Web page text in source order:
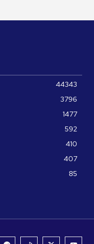
44343
3796
1477
592
410
407
85